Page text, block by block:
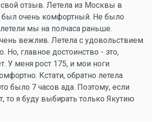
свой отзыв. Летела из Москвы в
был очень комфортный. Не было
мы на полчаса раньше.
вежлив. Летела с удовольствием.
Но, главное достоинство - это,
У меня рост 175, и мои ноги
Кстати, обратно летела
было 7 часов ада. Поэтому, если
то я буду выбирать только Якутию